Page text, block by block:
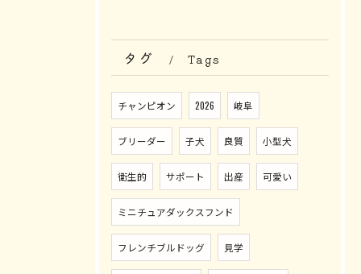
タグ Tags
チャンピオン 2026 岐阜
ブリーダー 子犬 良質 小型犬
衛生的 サポート 出産 可愛い
ミニチュアダックスフンド
フレンチブルドッグ 見学